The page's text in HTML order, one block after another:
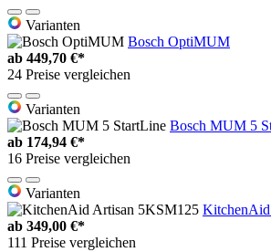
Varianten
Bosch OptiMUM
ab 449,70 €*
24 Preise vergleichen
Varianten
Bosch MUM 5
ab 174,94 €*
16 Preise vergleichen
Varianten
ab 349,00 €*
111 Preise vergleichen